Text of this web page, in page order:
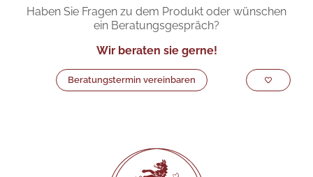
Haben Sie Fragen zu dem Produkt oder wünschen
ein Beratungsgespräch?
Wir beraten sie gerne!
Beratungstermin vereinbaren